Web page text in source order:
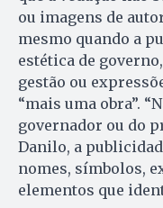
ou imagens de
mesmo quando a
estética de
gestão ou
“mais uma obra”.
governador ou do
Danilo, a
nomes, símbolos,
elementos que